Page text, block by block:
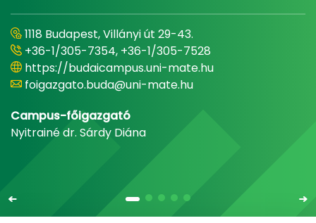
1118 Budapest, Villányi út 29-43.
+36-1/305-7354, +36-1/305-7528
https://budaicampus.uni-mate.hu
foigazgato.buda@uni-mate.hu
Campus-főigazgató
Nyitrainé dr. Sárdy Diána